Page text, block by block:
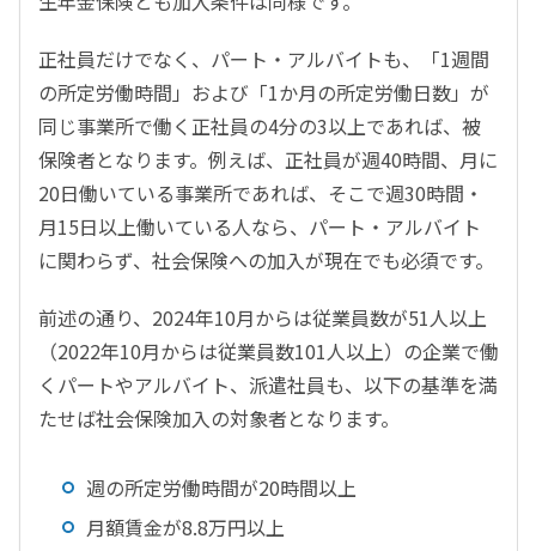
正社員だけでなく、パート・アルバイトも、「1週間
の所定労働時間」および「1か月の所定労働日数」が
同じ事業所で働く正社員の4分の3以上であれば、被
保険者となります。例えば、正社員が週40時間、月に
20日働いている事業所であれば、そこで週30時間・
月15日以上働いている人なら、パート・アルバイト
に関わらず、社会保険への加入が現在でも必須です。
前述の通り、2024年10月からは従業員数が51人以上
（2022年10月からは従業員数101人以上）の企業で働
くパートやアルバイト、派遣社員も、以下の基準を満
たせば社会保険加入の対象者となります。
週の所定労働時間が20時間以上
月額賃金が8.8万円以上